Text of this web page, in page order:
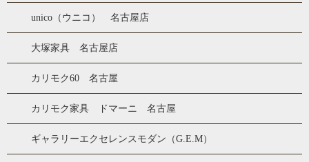
unico（ウニコ） 名古屋店
大塚家具 名古屋店
カリモク60 名古屋
カリモク家具 ドマーニ 名古屋
ギャラリーエクセレンスモダン（G.E.M）